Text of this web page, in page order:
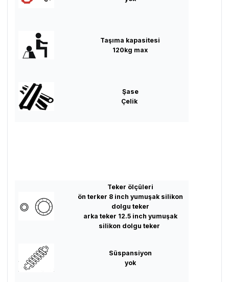
Taşıma kapasitesi
120kg max
Şase
Çelik
Teker ölçüleri
ön terker 8 inch yumuşak silikon
dolgu teker
arka teker 12.5 inch yumuşak
silikon dolgu teker
Süspansiyon
yok